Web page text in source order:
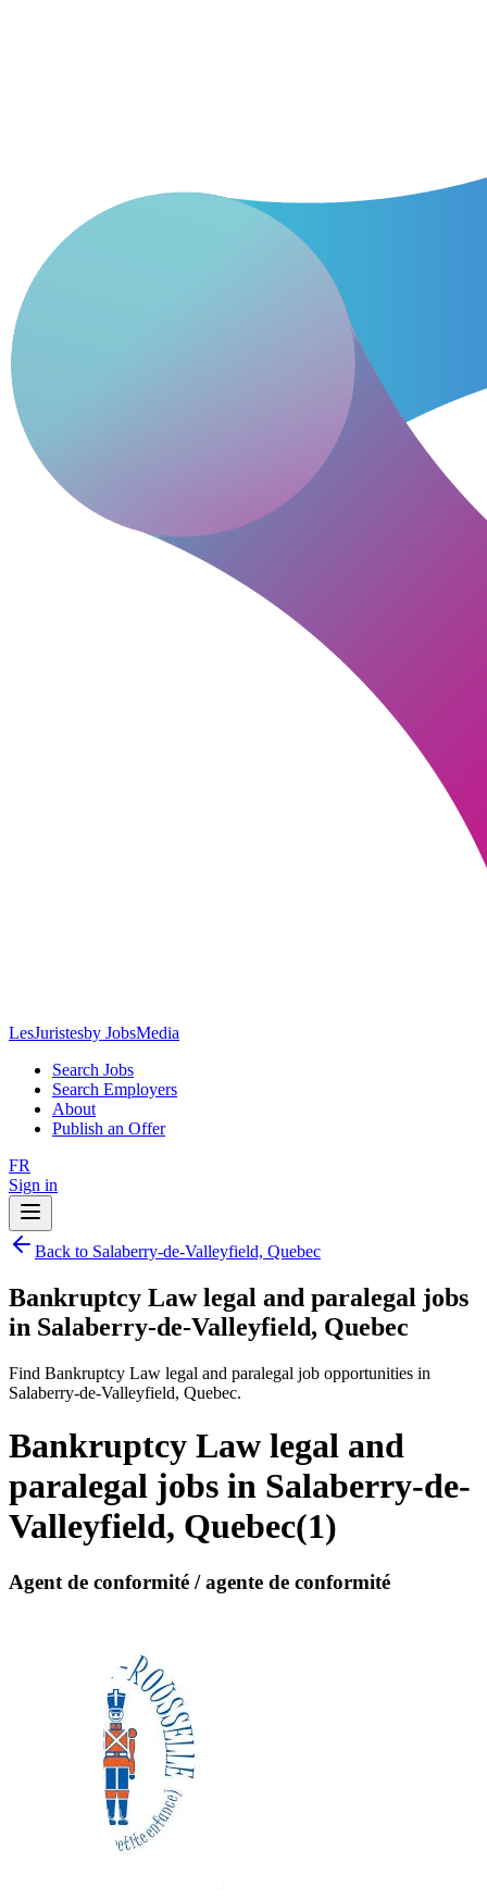
LesJuristesby JobsMedia
Search Jobs
Search Employers
About
Publish an Offer
FR
Sign in
Back to Salaberry-de-Valleyfield, Quebec
Bankruptcy Law legal and paralegal jobs
in Salaberry-de-Valleyfield, Quebec
Find Bankruptcy Law legal and paralegal job opportunities in
Salaberry-de-Valleyfield, Quebec.
Bankruptcy Law legal and
paralegal jobs in Salaberry-de-
Valleyfield, Quebec(1)
Agent de conformité / agente de conformité